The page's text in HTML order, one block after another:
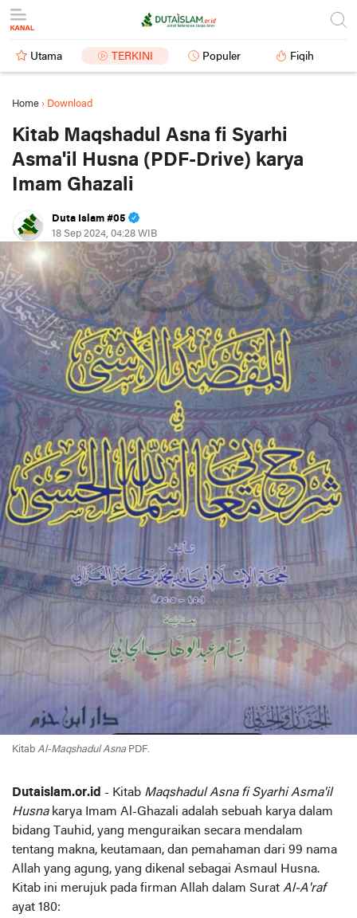
Utama TERKINI Populer Fiqih
Home › Download
Kitab Maqshadul Asna fi Syarhi
Asma'il Husna (PDF-Drive) karya
Imam Ghazali
Duta Islam #05
18 Sep 2024, 04:28 WIB
Kitab Al-Maqshadul Asna PDF.
Dutaislam.or.id - Kitab Maqshadul Asna fi Syarhi Asma'il
Husnakarya Imam Al-Ghazali adalah sebuah karya dalam
bidang Tauhid, yang menguraikan secara mendalam
tentang makna, keutamaan, dan pemahaman dari 99 nama
Allah yang agung, yang dikenal sebagai Asmaul Husna.
Kitab ini merujuk pada firman Allah dalam Surat Al-A'raf
ayat 180: